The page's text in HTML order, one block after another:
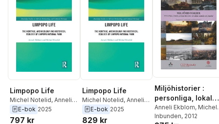
Limpopo Life
Michel Notelid, Anneli
Ekblom
E-bok 2025
797 kr
Limpopo Life
Michel Notelid, Anneli
Ekblom
E-bok 2025
829 kr
Miljöhistorier :
personliga, lokala,
globala
om dåtid, nutid
Anneli Ekblom, Michel
Notelid
Inbunden, 2012